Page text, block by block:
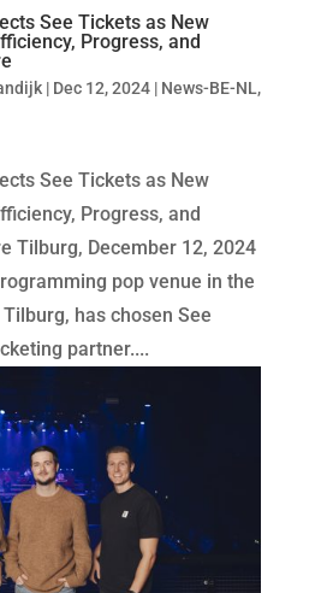
See Tickets as New
Progress, and
| Dec 12, 2024| News-BE-NL,
See Tickets as New
Progress, and
Tilburg, December 12, 2024
pop venue in the
has chosen See
partner....